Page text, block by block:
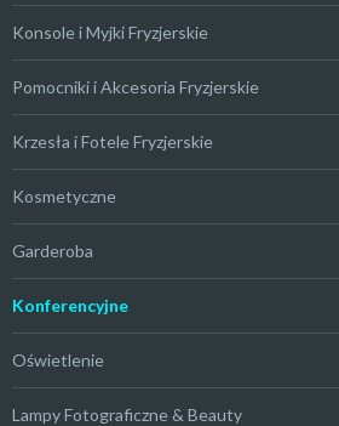
Konsole i Myjki Fryzjerskie
Pomocniki i Akcesoria Fryzjerskie
Krzesła i Fotele Fryzjerskie
Kosmetyczne
Garderoba
Konferencyjne
Oświetlenie
Lampy Fotograficzne & Beauty